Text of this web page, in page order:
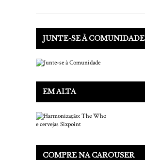
JUNTE-SE À COMUNIDADE
EM ALTA
COMPRE NA CAROUSER